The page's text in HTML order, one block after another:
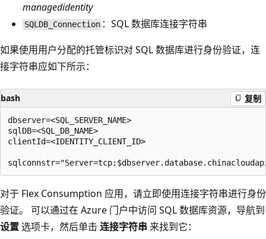
managedidentity
SQLDB_Connection ：SQL 数据库连接字符串
如果使用用户分配的托管标识对 SQL 数据库进行身份验证，连
接字符串应如下所示：
bash 复制
dbserver=<SQL_SERVER_NAME>
sqlDB=<SQL_DB_NAME>
clientId=<IDENTITY_CLIENT_ID>
对于 Flex Consumption 应用，请立即使用连接字符串进行身份
验证。 可以通过在 Azure 门户中访问 SQL 数据库资源，导航到
设置选项卡，然后单击 连接字符串 来找到它：